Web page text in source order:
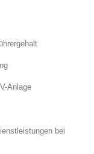
Anlage
bei